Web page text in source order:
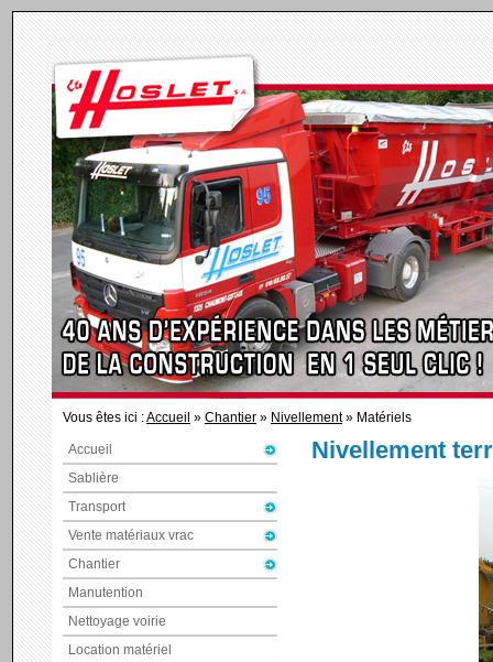
Vous êtes ici :Accueil » Chantier » Nivellement» Matériels
Accueil
Sablière
Transport
Vente matériaux vrac
Chantier
Manutention
Nettoyage voirie
Location matériel
Nivellement